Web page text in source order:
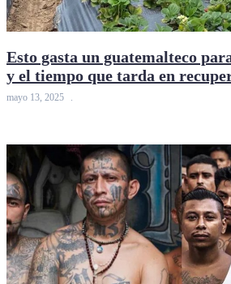
Esto gasta un guatemalteco
y el tiempo que tarda en
mayo 13, 2025